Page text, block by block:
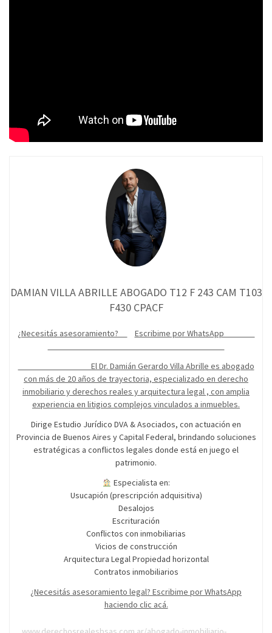
DAMIAN VILLA ABRILLE ABOGADO T12 F 243 CAM T103
F430 CPACF
¿Necesitás asesoramiento? Escribime por WhatsApp
El Dr. Damián Gerardo Villa Abrille es abogado
con más de 20 años de trayectoria, especializado en derecho
inmobiliario y derechos reales y arquitectura legal , con amplia
experiencia en litigios complejos vinculados a inmuebles.
Dirige Estudio Jurídico DVA & Asociados, con actuación en
Provincia de Buenos Aires y Capital Federal, brindando soluciones
estratégicas a conflictos legales donde está en juego el
patrimonio.
Especialista en:
Usucapión (prescripción adquisitiva)
Desalojos
Escrituración
Conflictos con inmobiliarias
Vicios de construcción
Arquitectura Legal Propiedad horizontal
Contratos inmobiliarios
¿Necesitás asesoramiento legal? Escribime por WhatsApp
haciendo clic acá.